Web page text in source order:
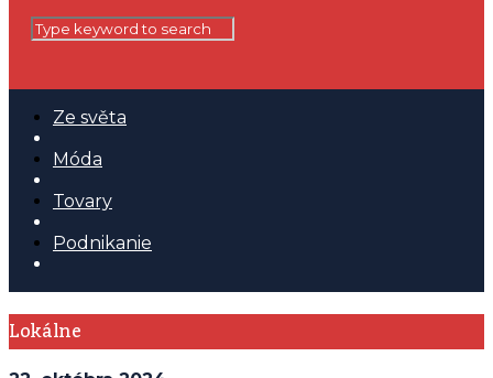
Ze světa
Móda
Tovary
Podnikanie
Lokálne